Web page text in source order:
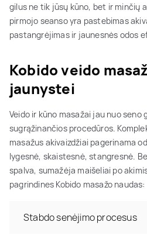
gilus ne tik jūsų kūno, bet ir minčių
pirmojo seanso yra pastebimas
pastangrėjimas ir jaunesnės odos
Kobido veido
jaunystei
Veido ir kūno masažai jau nuo
sugrąžinančios procedūros.
masažus akivaizdžiai pagerinama
lygesnė, skaistesnė, stangresnė.
spalva, sumažėja maišeliai po
pagrindines Kobido masažo naudas:
Stabdo senėjimo procesus